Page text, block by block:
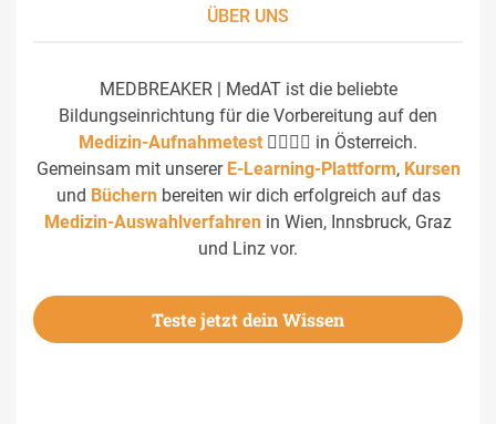
ÜBER UNS
MEDBREAKER | MedAT ist die beliebte
Bildungseinrichtung für die Vorbereitung auf den
Medizin-Aufnahmetest 👩‍⚕️👨‍⚕️ in Österreich.
Gemeinsam mit unserer E-Learning-Plattform, Kursen
und Büchernbereiten wir dich erfolgreich auf das
Medizin-Auswahlverfahren in Wien, Innsbruck, Graz
und Linz vor.
Teste jetzt dein Wissen